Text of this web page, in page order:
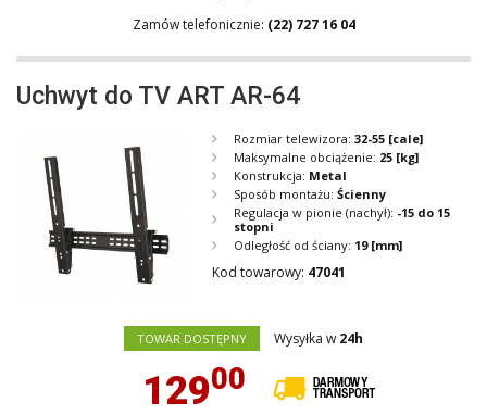
Zamów telefonicznie: (22) 727 16 04
Uchwyt do TV ART AR-64
Rozmiar telewizora: 32-55 [cale]
Maksymalne obciążenie: 25 [kg]
Konstrukcja: Metal
Sposób montażu: Ścienny
Regulacja w pionie (nachył): -15 do 15
stopni
Odległość od ściany: 19 [mm]
Kod towarowy: 47041
TOWAR DOSTĘPNY Wysyłka w 24h
12900